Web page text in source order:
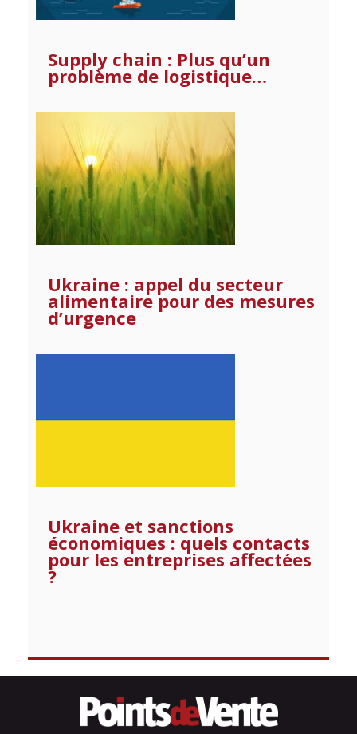
Supply chain : Plus qu’un
problème de logistique…
Ukraine : appel du secteur
alimentaire pour des mesures
d’urgence
Ukraine et sanctions
économiques : quels contacts
pour les entreprises affectées
?